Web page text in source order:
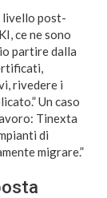
livello post-
ce ne sono
partire dalla
rivedere i
Un caso
Tinexta
di
migrare.”